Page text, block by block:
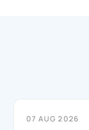
07 AUG 2026